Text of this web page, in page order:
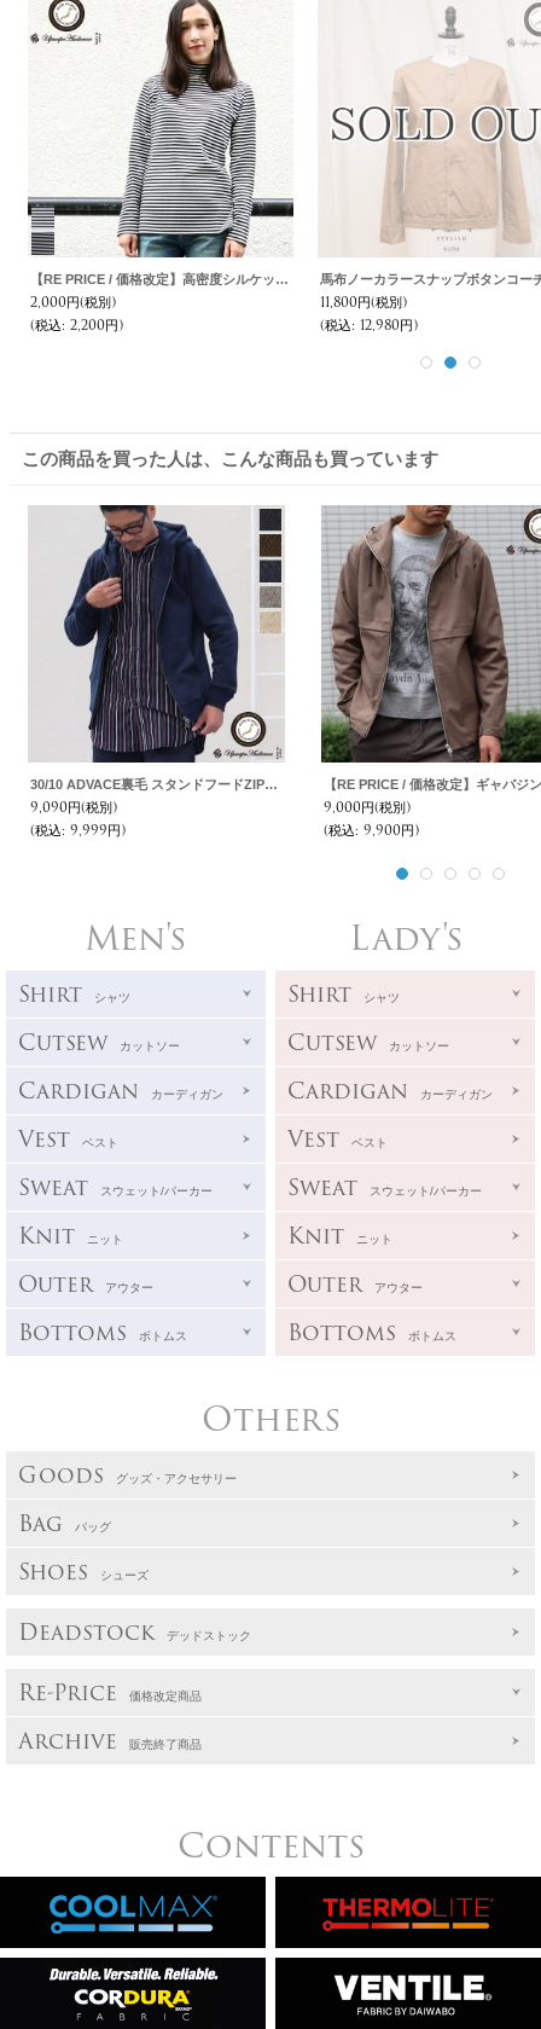
リネンキャンバスノーカラーコート [Lady's] / Upscape Audience
9,800円(税別)
(税込: 10,780円)
13,800円(税別)
(税込: 15,180円)
この商品を買った人は、こんな商品も買っています
30/10 ADVACE裏毛 スタンドフードZIPパーカー【MADE IN JAPAN】『日本製』 / Upscape Audience
9,090円(税別)
(税込: 9,999円)
9,000円(税別)
(税込: 9,900円)
Men's
Shirt シャツ
Cutsew カットソー
Cardigan カーディガン
Vest ベスト
Sweat スウェット/パーカー
Knit ニット
Outer アウター
Bottoms ボトムス
Lady's
Shirt シャツ
Cutsew カットソー
Cardigan カーディガン
Vest ベスト
Sweat スウェット/パーカー
Knit ニット
Outer アウター
Bottoms ボトムス
Others
Goods グッズ・アクセサリー
Bag バッグ
Shoes シューズ
Deadstock デッドストック
Re-Price 価格改定商品
Archive 販売終了商品
Contents